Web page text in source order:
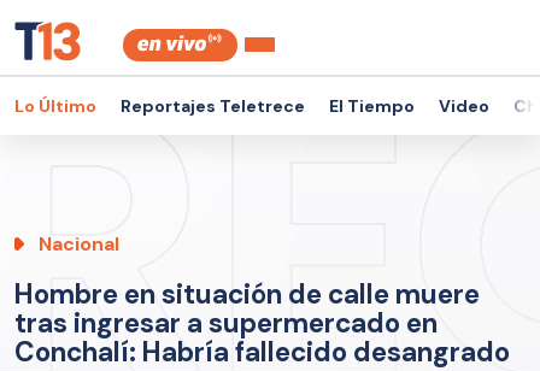
Lo Último Reportajes Teletrece El Tiempo Video
Nacional
Hombre en situación de calle muere
tras ingresar a supermercado en
Conchalí: Habría fallecido desangrado